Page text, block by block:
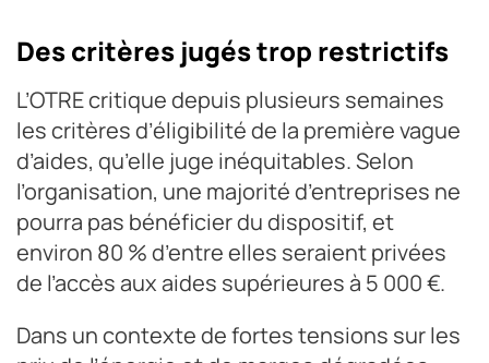
Des critères jugés trop restrictifs
L’OTRE critique depuis plusieurs semaines
les critères d’éligibilité de la première vague
d’aides, qu’elle juge inéquitables. Selon
l’organisation, une majorité d’entreprises ne
pourra pas bénéficier du dispositif, et
environ 80 % d’entre elles seraient privées
de l’accès aux aides supérieures à 5 000 €.
Dans un contexte de fortes tensions sur les